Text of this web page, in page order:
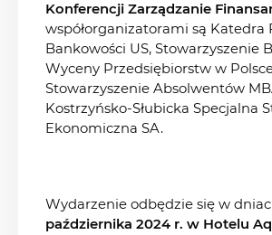
Konferencji Zarządzanie
współorganizatorami są Katedra
Bankowości US, Stowarzyszenie
Wyceny Przedsiębiorstw w
Stowarzyszenie Absolwentów
Kostrzyńsko-Słubicka Specjalna
Ekonomiczna SA.
Wydarzenie odbędzie się w
października 2024 r. w Hotelu